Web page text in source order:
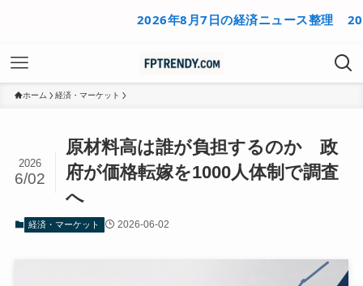
2026年8月7日の経済ニュース整理 2026年8
ホーム 経済・マーケット
原材料高は誰が負担するのか 政
府が価格転嫁を1000人体制で調査
へ
2026
6/02
経済・マーケット 2026-06-02